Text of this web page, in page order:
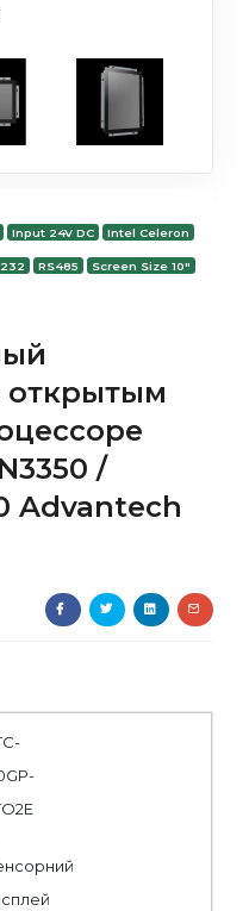
Input 24V DC Intel Celeron
RS485 Screen Size 10"
открытым
/
Advantech